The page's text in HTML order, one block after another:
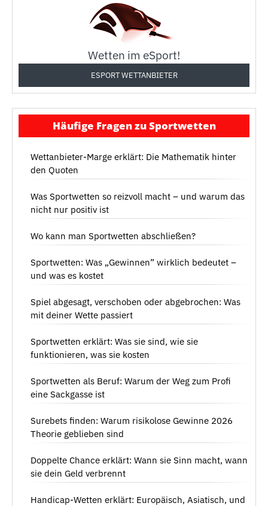
Wetten im eSport!
ESPORT WETTANBIETER
Häufige Fragen zu Sportwetten
Wettanbieter-Marge erklärt: Die Mathematik hinter
den Quoten
Was Sportwetten so reizvoll macht – und warum das
nicht nur positiv ist
Wo kann man Sportwetten abschließen?
Sportwetten: Was „Gewinnen” wirklich bedeutet –
und was es kostet
Spiel abgesagt, verschoben oder abgebrochen: Was
mit deiner Wette passiert
Sportwetten erklärt: Was sie sind, wie sie
funktionieren, was sie kosten
Sportwetten als Beruf: Warum der Weg zum Profi
eine Sackgasse ist
Surebets finden: Warum risikolose Gewinne 2026
Theorie geblieben sind
Doppelte Chance erklärt: Wann sie Sinn macht, wann
sie dein Geld verbrennt
Handicap-Wetten erklärt: Europäisch, Asiatisch, und